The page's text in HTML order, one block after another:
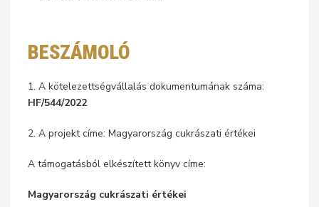
BESZÁMOLÓ
1. A kötelezettségvállalás dokumentumának száma:
HF/544/2022
2. A projekt címe: Magyarország cukrászati értékei
A támogatásból elkészített könyv címe:
Magyarország cukrászati értékei